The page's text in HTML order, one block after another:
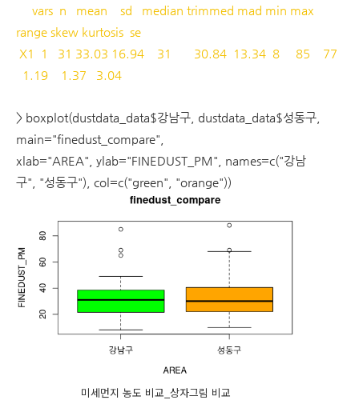
vars n mean sd median trimmed mad min max
range skew kurtosis se
X1 1 31 33.03 16.94 31 30.84 13.34 8 85 77
1.19 1.37 3.04
> boxplot(dustdata_data$강남구, dustdata_data$성동구,
main="finedust_compare",
xlab="AREA", ylab="FINEDUST_PM", names=c("강남
구", "성동구"), col=c("green", "orange"))
미세먼지 농도 비교_상자그림 비교